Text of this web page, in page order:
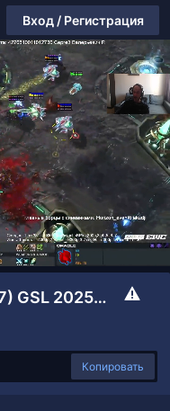
Вход / Регистрация
Rogue vs Classic (финал,bo7) GSL 2025 s2: play-off (1/2 и финал)
Копировать